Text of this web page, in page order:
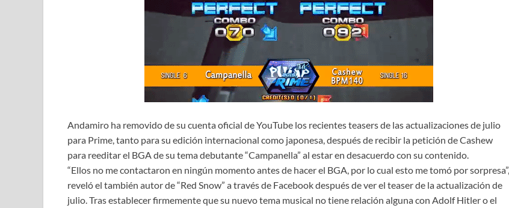
Andamiro ha removido de su cuenta oficial de YouTube los recientes teasers de las actualizaciones de julio
para Prime, tanto para su edición internacional como japonesa, después de recibir la petición de Cashew
para reeditar el BGA de su tema debutante “Campanella” al estar en desacuerdo con su contenido.
“Ellos no me contactaron en ningún momento antes de hacer el BGA, por lo cual esto me tomó por sorpresa”,
reveló el también autor de “Red Snow” a través de Facebook después de ver el teaser de la actualización de
julio. Tras establecer firmemente que su nuevo tema musical no tiene relación alguna con Adolf Hitler o el